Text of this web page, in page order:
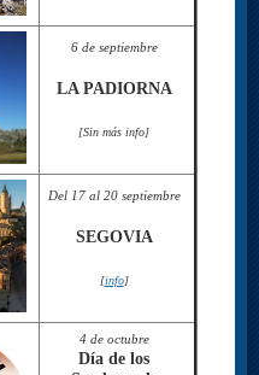
6 de septiembre
LA PADIORNA
[Sin más info]
Del 17 al 20 septiembre
SEGOVIA
[info]
4 de octubre
Día de los